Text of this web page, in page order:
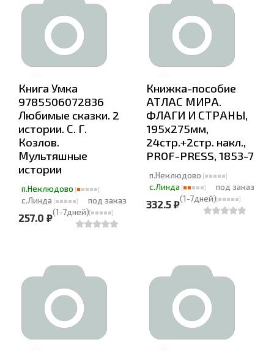
Книга Умка
9785506072836
Любимые сказки. 2
истории. С. Г.
Козлов.
Мультяшные
истории
п.Неклюдово
с.Линда
под заказ
(1-7дней)
257.0 ₽
Книжка-пособие
АТЛАС МИРА.
ФЛАГИ И СТРАНЫ,
195х275мм,
24стр.+2стр. накл.,
PROF-PRESS, 1853-7
п.Неклюдово
с.Линда
под заказ
(1-7дней)
332.5 ₽